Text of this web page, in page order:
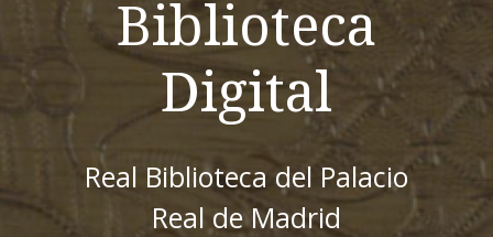
Biblioteca
Digital
Real Biblioteca del Palacio
Real de Madrid